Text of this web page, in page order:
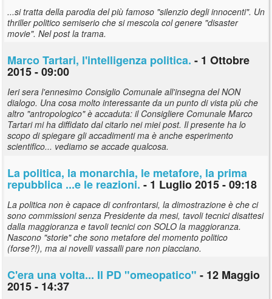
...si tratta della parodia del più famoso "silenzio degli innocenti". Un
thriller politico semiserio che si mescola col genere "disaster
movie". Nel post la trama.
Marco Tartari, l'intelligenza politica. - 1 Ottobre
2015 - 09:00
Ieri sera l'ennesimo Consiglio Comunale all'insegna del NON
dialogo. Una cosa molto interessante da un punto di vista più che
altro "antropologico" è accaduta: il Consigliere Comunale Marco
Tartari mi ha diffidato dal citarlo nei miei post. Il presente ha lo
scopo di spiegare gli accadimenti ma è anche esperimento
scientifico... vediamo se accade qualcosa.
La politica, la monarchia, le metafore, la prima
repubblica ...e le reazioni. - 1 Luglio 2015 - 09:18
La politica non è capace di confrontarsi, la dimostrazione è che ci
sono commissioni senza Presidente da mesi, tavoli tecnici disattesi
dalla maggioranza e tavoli tecnici con SOLO la maggioranza.
Nascono "storie" che sono metafore del momento politico
(forse?!), ma ai novelli vassalli pare non piacciano.
C'era una volta... Il PD "omeopatico" - 12 Maggio
2015 - 14:37